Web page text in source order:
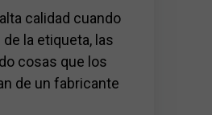
calidad cuando
la etiqueta, las
cosas que los
de un fabricante